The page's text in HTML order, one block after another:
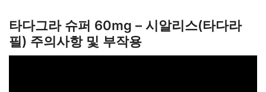
타다그라 슈퍼 60mg – 시알리스(타다라
필) 주의사항 및 부작용